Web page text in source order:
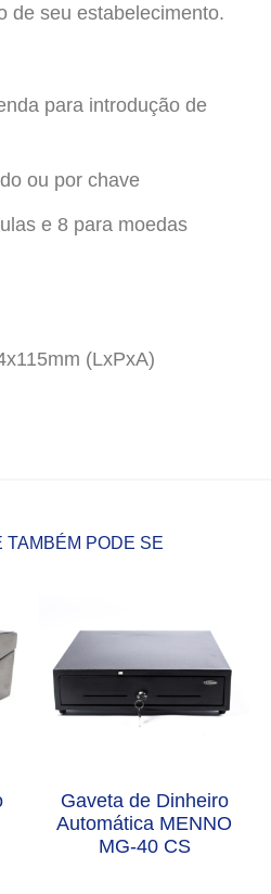
de seu estabelecimento.
para introdução de
ou por chave
e 8 para moedas
(LxPxA)
TAMBÉM PODE SE
Gaveta de Dinheiro
Automática MENNO
MG-40 CS